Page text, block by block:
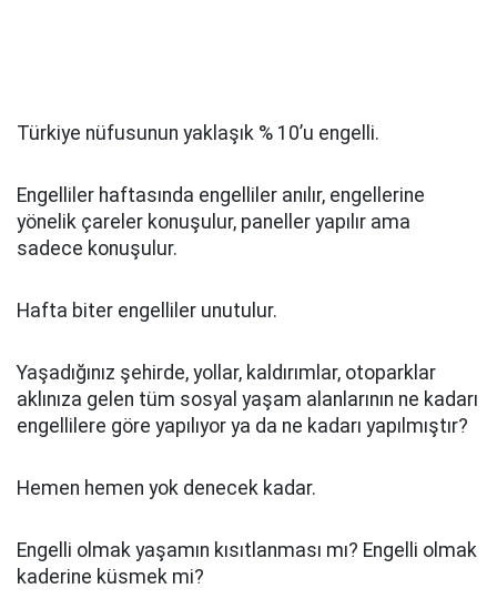
Türkiye nüfusunun yaklaşık % 10’u engelli.
Engelliler haftasında engelliler anılır, engellerine
yönelik çareler konuşulur, paneller yapılır ama
sadece konuşulur.
Hafta biter engelliler unutulur.
Yaşadığınız şehirde, yollar, kaldırımlar, otoparklar
aklınıza gelen tüm sosyal yaşam alanlarının ne kadarı
engellilere göre yapılıyor ya da ne kadarı yapılmıştır?
Hemen hemen yok denecek kadar.
Engelli olmak yaşamın kısıtlanması mı? Engelli olmak
kaderine küsmek mi?